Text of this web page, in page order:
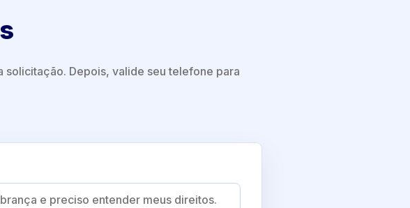
solicitação. Depois, valide seu telefone para